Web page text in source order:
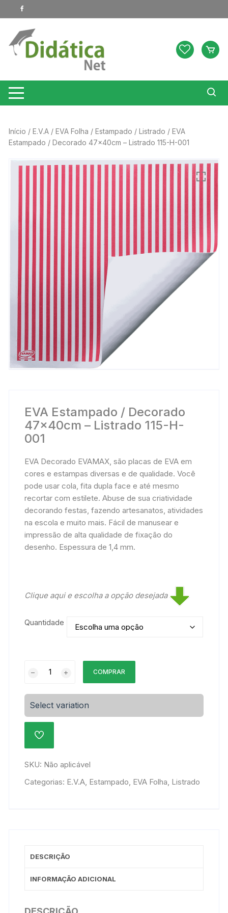
para
conteúdo
Início /E.V.A /EVA Folha /Estampado /Listrado / EVA
Estampado / Decorado 47x40cm – Listrado 115-H-001
EVA Estampado / Decorado
47x40cm – Listrado 115-H-
001
EVA Decorado EVAMAX, são placas de EVA em
cores e estampas diversas e de qualidade. Você
pode usar cola, fita dupla face e até mesmo
recortar com estilete. Abuse de sua criatividade
decorando festas, fazendo artesanatos, atividades
na escola e muito mais. Fácil de manusear e
impressão de alta qualidade de fixação do
desenho. Espessura de 1,4 mm.
Clique aqui e escolha a opção desejada
Quantidade
Estampado
Decorado
47x40cm
Listrado
115-
H-
quantidade
COMPRAR
Select variation
ADICIONAR
DE
DESEJOS
SKU: Não aplicável
Categorias: E.V.A Estampado EVA Folha Listrado
DESCRIÇÃO
INFORMAÇÃO ADICIONAL